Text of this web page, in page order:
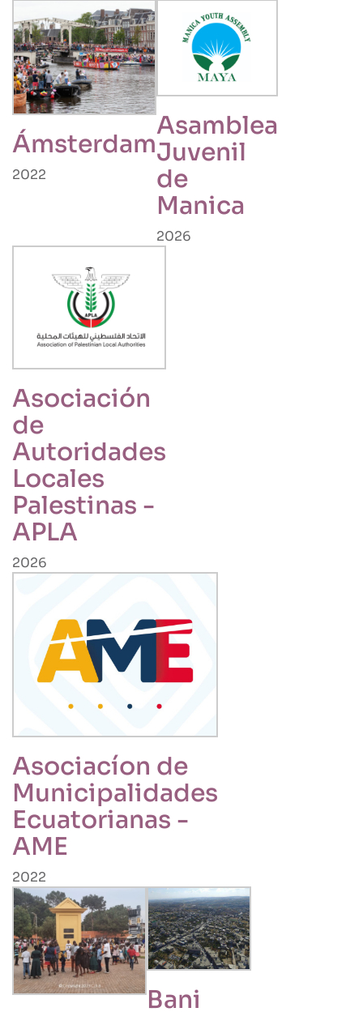
Ámsterdam
2022
Asamblea
Juvenil
de
Manica
2026
Asociación
de
Autoridades
Locales
Palestinas -
APLA
2026
Asociacíon de
Municipalidades
Ecuatorianas -
AME
2022
Bani